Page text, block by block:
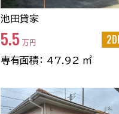
池田貸家
5.5 万円
専有面積： 47.92 ㎡